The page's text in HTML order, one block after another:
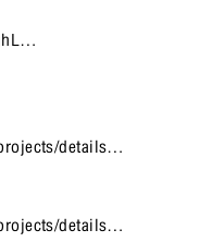
details…
details…